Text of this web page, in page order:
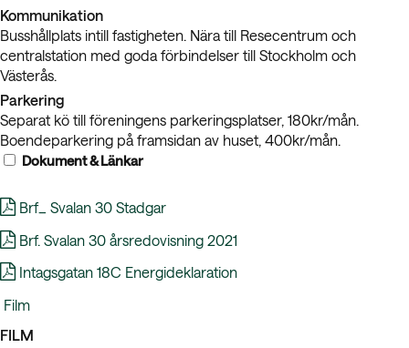
Kommunikation
Busshållplats intill fastigheten. Nära till Resecentrum och
centralstation med goda förbindelser till Stockholm och
Västerås.
Parkering
Separat kö till föreningens parkeringsplatser, 180kr/mån.
Boendeparkering på framsidan av huset, 400kr/mån.
Dokument & Länkar
Brf_ Svalan 30 Stadgar
Brf. Svalan 30 årsredovisning 2021
Intagsgatan 18C Energideklaration
Film
FILM